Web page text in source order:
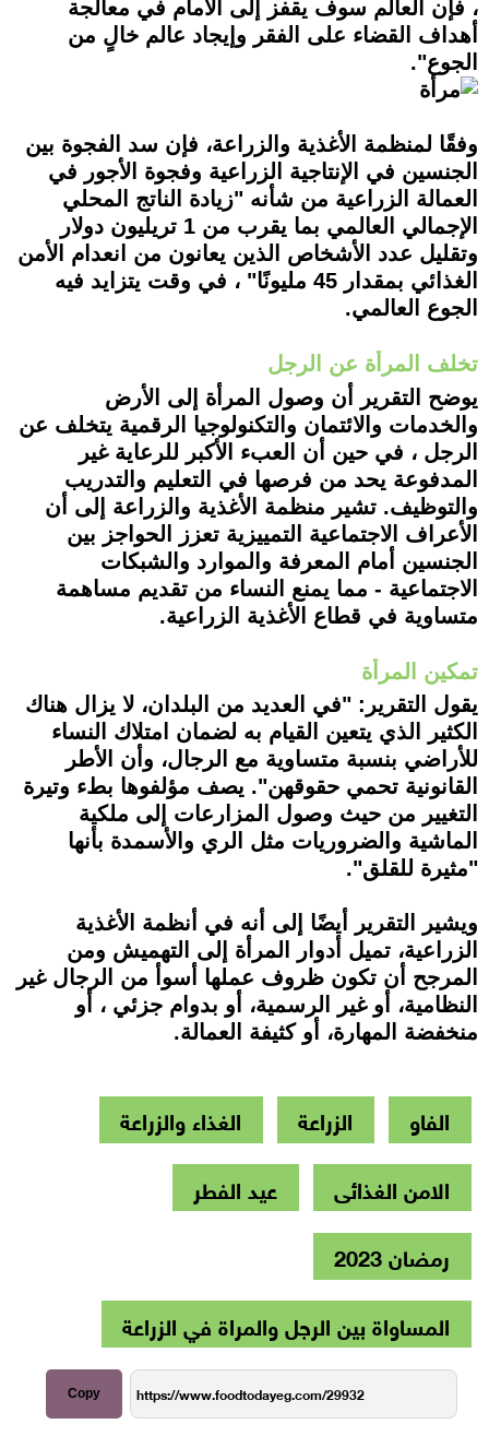
، فإن العالم سوف يقفز إلى الأمام في معالجة
أهداف القضاء على الفقر وإيجاد عالم خالٍ من
الجوع".
وفقًا لمنظمة الأغذية والزراعة، فإن سد الفجوة بين
الجنسين في الإنتاجية الزراعية وفجوة الأجور في
العمالة الزراعية من شأنه "زيادة الناتج المحلي
الإجمالي العالمي بما يقرب من 1 تريليون دولار
وتقليل عدد الأشخاص الذين يعانون من انعدام الأمن
الغذائي بمقدار 45 مليونًا" ، في وقت يتزايد فيه
الجوع العالمي.
تخلف المرأة عن الرجل
يوضح التقرير أن وصول المرأة إلى الأرض
والخدمات والائتمان والتكنولوجيا الرقمية يتخلف عن
الرجل ، في حين أن العبء الأكبر للرعاية غير
المدفوعة يحد من فرصها في التعليم والتدريب
والتوظيف. تشير منظمة الأغذية والزراعة إلى أن
الأعراف الاجتماعية التمييزية تعزز الحواجز بين
الجنسين أمام المعرفة والموارد والشبكات
الاجتماعية - مما يمنع النساء من تقديم مساهمة
متساوية في قطاع الأغذية الزراعية.
تمكين المرأة
يقول التقرير: "في العديد من البلدان، لا يزال هناك
الكثير الذي يتعين القيام به لضمان امتلاك النساء
للأراضي بنسبة متساوية مع الرجال، وأن الأطر
القانونية تحمي حقوقهن". يصف مؤلفوها بطء وتيرة
التغيير من حيث وصول المزارعات إلى ملكية
الماشية والضروريات مثل الري والأسمدة بأنها
"مثيرة للقلق".
ويشير التقرير أيضًا إلى أنه في أنظمة الأغذية
الزراعية، تميل أدوار المرأة إلى التهميش ومن
المرجح أن تكون ظروف عملها أسوأ من الرجال غير
النظامية، أو غير الرسمية، أو بدوام جزئي ، أو
منخفضة المهارة، أو كثيفة العمالة.
الفاو الزراعة
الغذاء والزراعة
الامن الغذائى
عيد الفطر
رمضان 2023
المساواة بين الرجل والمراة في الزراعة
Copy